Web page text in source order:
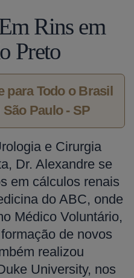
Rins em
Preto
para Todo o Brasil
Paulo - SP
e Cirurgia
Dr. Alexandre se
em cálculos renais
do ABC, onde
Médico Voluntário,
de novos
realizou
University, nos